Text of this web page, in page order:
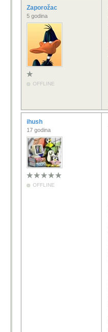
Zaporožac
5 godina
OFFLINE
ihush
17 godina
OFFLINE